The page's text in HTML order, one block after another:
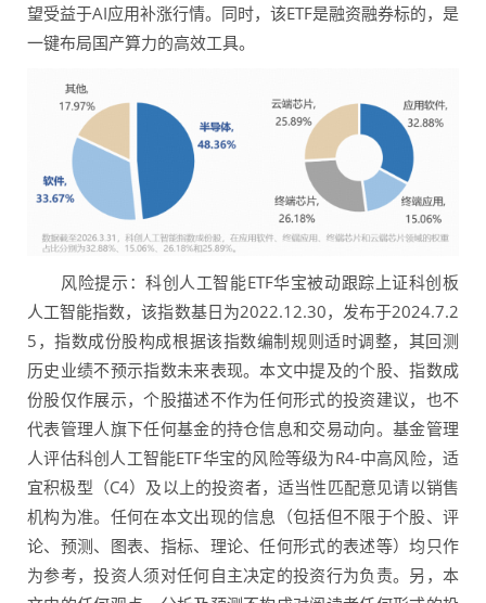
望受益于AI应用补涨行情。同时，该ETF是融资融券标的，是
一键布局国产算力的高效工具。
风险提示：科创人工智能ETF华宝被动跟踪上证科创板
人工智能指数，该指数基日为2022.12.30，发布于2024.7.2
5，指数成份股构成根据该指数编制规则适时调整，其回测
历史业绩不预示指数未来表现。本文中提及的个股、指数成
份股仅作展示，个股描述不作为任何形式的投资建议，也不
代表管理人旗下任何基金的持仓信息和交易动向。基金管理
人评估科创人工智能ETF华宝的风险等级为R4-中高风险，适
宜积极型（C4）及以上的投资者，适当性匹配意见请以销售
机构为准。任何在本文出现的信息（包括但不限于个股、评
论、预测、图表、指标、理论、任何形式的表述等）均只作
为参考，投资人须对任何自主决定的投资行为负责。另，本